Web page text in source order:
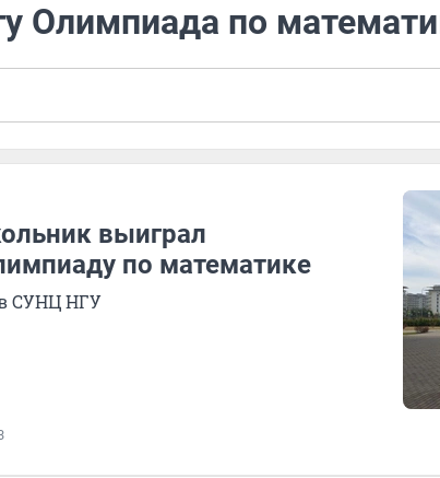
Олимпиада по
выиграл
по математике
СУНЦ НГУ